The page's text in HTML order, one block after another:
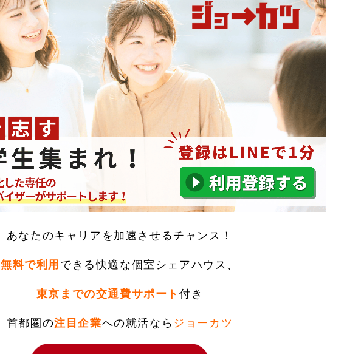
あなたのキャリアを加速させるチャンス！
無料で利用できる快適な個室シェアハウス、
東京までの交通費サポート 付き
首都圏の注目企業への就活なら ジョーカツ